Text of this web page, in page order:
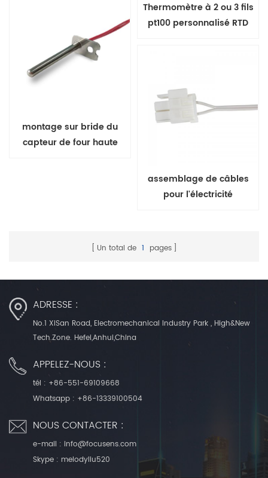
montage sur bride du
capteur de four haute
Thermomètre à 2 ou 3 fils
pt100 personnalisé RTD
assemblage de câbles
pour l'électricité
Un total de 1 pages
ADRESSE :
No.1 XiSan Road, Electromechanical Industry Park , High&New
Tech.Zone. Hefei,Anhui,China
APPELEZ-NOUS :
tél : +86-551-69109668
Whatsapp : +86-13339100504
NOUS CONTACTER :
e-mail : info@focusens.com
Skype : melodyliu520